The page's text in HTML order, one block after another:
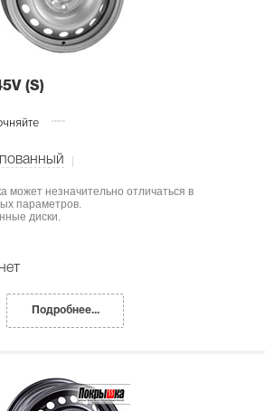
(S)
может незначительно отличаться в
параметров.
диски.
нет
Подробнее...